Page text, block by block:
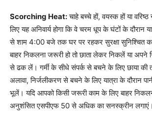
Scorching Heat:चाहे बच्चे हों, वयस्क हों या
लिए यह अनिवार्य होगा कि वे चरम धूप के घंटों के दौरान
से शाम 4:00 बजे तक घर पर रहकर सुरक्षा सुनिश्चित
बाहर निकलना जरूरी हो तो छाता लेकर निकलें या अपने
से ढक लें। गर्मी के सीधे संपर्क से बचने के लिए छाया
अलावा, निर्जलीकरण से बचने के लिए यात्रा के दौरान
भूलें। यदि आपको किसी जरूरी काम के लिए बाहर निकलना
अनुशंसित एसपीएफ 50 से अधिक का सनस्क्रीन लगाएं।